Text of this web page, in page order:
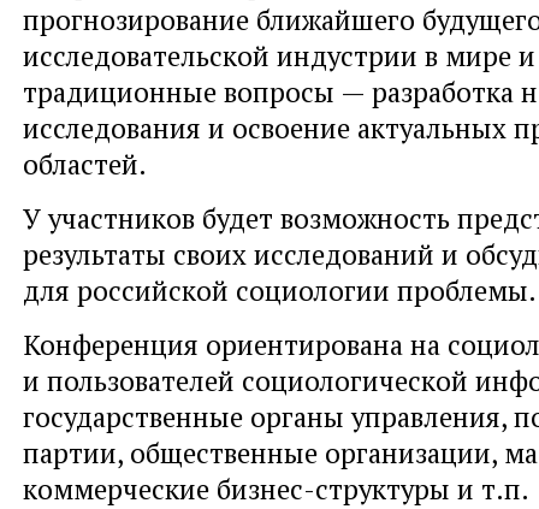
прогнозирование ближайшего
исследовательской индустрии в мире
традиционные вопросы — разработка
исследования и освоение актуальных
областей.
У участников будет возможность
результаты своих исследований и
для российской социологии проблемы.
Конференция ориентирована на
и пользователей социологической
государственные органы управления,
партии, общественные организации,
коммерческие бизнес-структуры и т.п.